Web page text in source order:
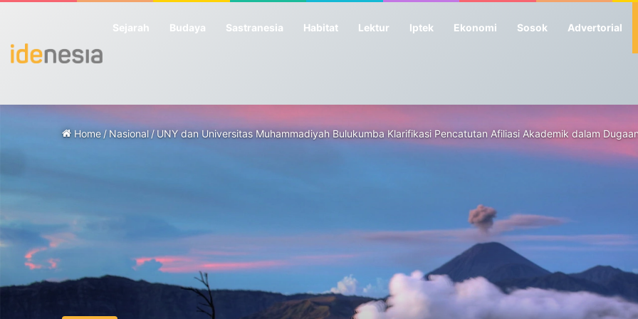
Sejarah Budaya Sastranesia Habitat Lektur Iptek Ekonomi Sosok Advertorial
Home /Nasional /UNY dan Universitas Muhammadiyah Bulukumba Klarifikasi Pencatutan Afiliasi Akademik dalam